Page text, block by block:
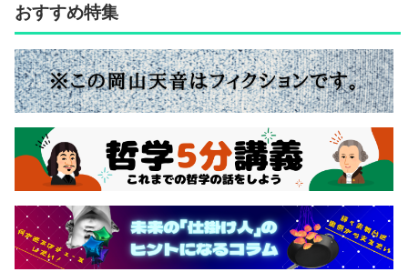
おすすめ特集